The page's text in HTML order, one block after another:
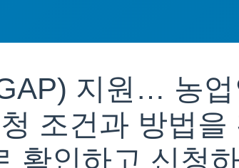
지원… 농업
조건과 방법을
확인하고 신청